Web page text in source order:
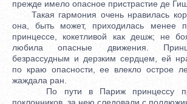
прежде имело опасное пристрастие де
Такая гармония очень нравилась
она, быть может, приходилась менее
принцессе, кокетливой как дешж; не
любила опасные движения.
безрассудным и дерзким сердцем, ей
по краю опасности, ее влекло острое
жаждала ран.
По пути в Париж принцессу
поклонников, за нею следовали с